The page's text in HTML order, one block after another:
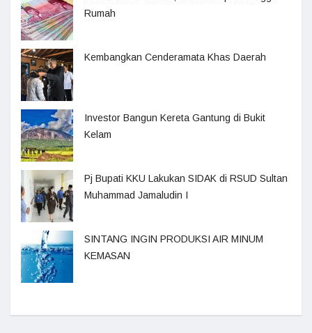
Rumah
Kembangkan Cenderamata Khas Daerah
Investor Bangun Kereta Gantung di Bukit
Kelam
Pj Bupati KKU Lakukan SIDAK di RSUD Sultan
Muhammad Jamaludin I
SINTANG INGIN PRODUKSI AIR MINUM
KEMASAN